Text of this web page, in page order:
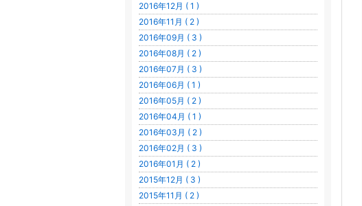
2016年12月 ( 1 )
2016年11月 ( 2 )
2016年09月 ( 3 )
2016年08月 ( 2 )
2016年07月 ( 3 )
2016年06月 ( 1 )
2016年05月 ( 2 )
2016年04月 ( 1 )
2016年03月 ( 2 )
2016年02月 ( 3 )
2016年01月 ( 2 )
2015年12月 ( 3 )
2015年11月 ( 2 )